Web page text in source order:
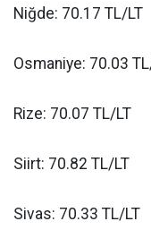
Niğde: 70.17 TL/LT
Osmaniye: 70.03
Rize: 70.07 TL/LT
Siirt: 70.82 TL/LT
Sivas: 70.33 TL/LT